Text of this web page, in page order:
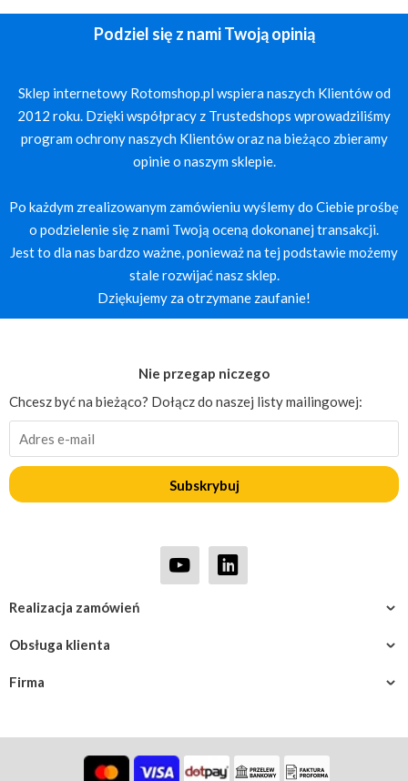
Podziel się z nami Twoją opinią
Sklep internetowy Rotomshop.pl wspiera naszych Klientów od
2012 roku. Dzięki współpracy z Trustedshops wprowadziliśmy
program ochrony naszych Klientów oraz na bieżąco zbieramy
opinie o naszym sklepie.
Po każdym zrealizowanym zamówieniu wyślemy do Ciebie prośbę
o podzielenie się z nami Twoją oceną dokonanej transakcji.
Jest to dla nas bardzo ważne, ponieważ na tej podstawie możemy
stale rozwijać nasz sklep.
Dziękujemy za otrzymane zaufanie!
Firma
Obsługa klienta
Realizacja zamówień
Nie przegap niczego
Chcesz być na bieżąco? Dołącz do naszej listy mailingowej:
Subskrybuj